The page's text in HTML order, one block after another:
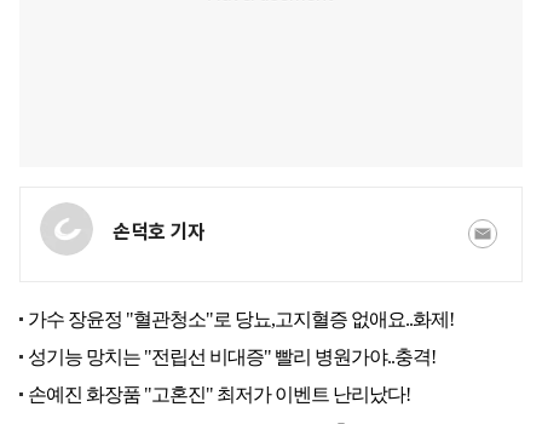
손덕호 기자